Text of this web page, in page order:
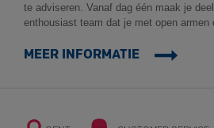
te adviseren. Vanaf dag één maak je
enthousiast team dat je met open armen
MEER INFORMATIE